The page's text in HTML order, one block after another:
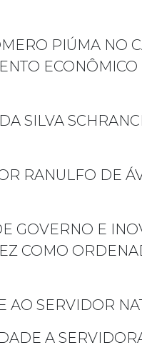
PIÚMA NO
SILVA
RANULFO DE
GOVERNO E
COMO
AO SERVIDOR
A